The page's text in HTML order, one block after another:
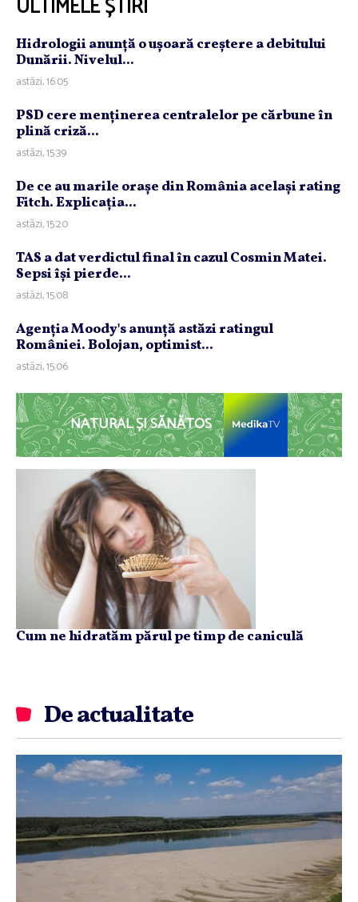
ULTIMELE ȘTIRI
Hidrologii anunţă o uşoară creştere a debitului
Dunării. Nivelul...
astăzi, 16:05
PSD cere menţinerea centralelor pe cărbune în
plină criză...
astăzi, 15:39
De ce au marile oraşe din România acelaşi rating
Fitch. Explicaţia...
astăzi, 15:20
TAS a dat verdictul final în cazul Cosmin Matei.
Sepsi îşi pierde...
astăzi, 15:08
Agenţia Moody's anunţă astăzi ratingul
României. Bolojan, optimist...
astăzi, 15:06
NATURAL ȘI SĂNĂTOS
Cum ne hidratăm părul pe timp de caniculă
De actualitate